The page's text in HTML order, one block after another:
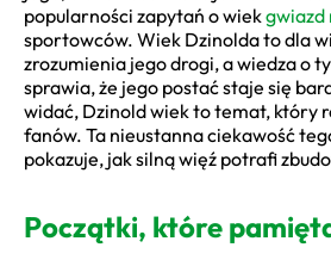
popularności zapytań o wiekgwiazd
sportowców. Wiek Dzinolda to dla
zrozumienia jego drogi, a wiedza o
sprawia, że jego postać staje się
widać, Dzinold wiek to temat, który
fanów. Ta nieustanna ciekawość
pokazuje, jak silną więź potrafi
Początki, które